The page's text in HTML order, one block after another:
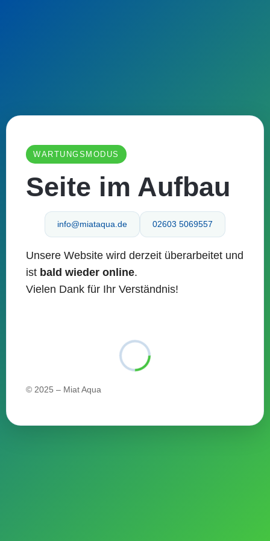
content
WARTUNGSMODUS
Seite im Aufbau
info@miataqua.de 02603 5069557
Unsere Website wird derzeit überarbeitet und
ist bald wieder online.
Vielen Dank für Ihr Verständnis!
© 2025 – Miat Aqua